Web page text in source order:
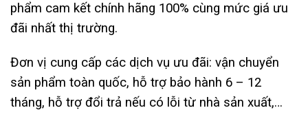
phẩm cam kết chính hãng 100% cùng mức giá ưu
đãi nhất thị trường.
Đơn vị cung cấp các dịch vụ ưu đãi: vận chuyển
sản phẩm toàn quốc, hỗ trợ bảo hành 6 – 12
tháng, hỗ trợ đổi trả nếu có lỗi từ nhà sản xuất,…